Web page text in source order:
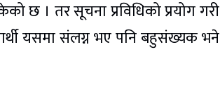
छ । तर सूचना प्रविधिको प्रयोग गरी
यसमा संलग्न भए पनि बहुसंख्यक भने